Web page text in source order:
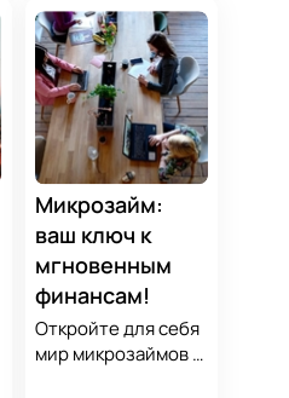
финансового
равновесия.
Узнайте, как
управлять долгами
и достичь
финансовой
гармонии, следуя
нашим
проверенным
стратегиям.
Микрозайм:
ваш ключ к
мгновенным
финансам!
Откройте для себя
мир микрозаймов с